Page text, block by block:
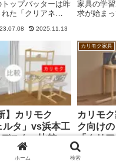
ップバッターは昨
た「クリアネ
年3月を以って受注
が公表されていま
ね1～3割となり
2025.11.13
家具の学
求が始ま
ーザーに
し、カタ
うのが恒
しかし、
】カリモク
ルタ」vs浜本工
スク」比較
の「ボナシェルタ」
No.28デスク＋書
カリモク家具
カリモ
ク向け
「クリ
カリモク家
「
ホーム 検索